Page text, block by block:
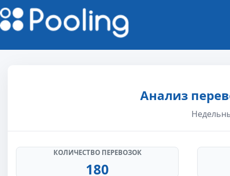
Анализ
КОЛИЧЕСТВО ПЕРЕВОЗОК
180